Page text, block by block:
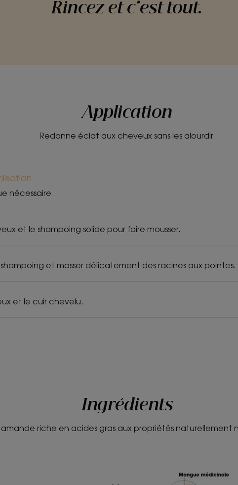
Rincez et c'est tout.
Application
Redonne éclat aux cheveux sans les alourdir.
nécessaire
et le shampoing solide pour faire mousser.
shampoing et masser délicatement des racines aux pointes.
et le cuir chevelu.
Ingrédients
amande riche en acides gras aux propriétés naturellement